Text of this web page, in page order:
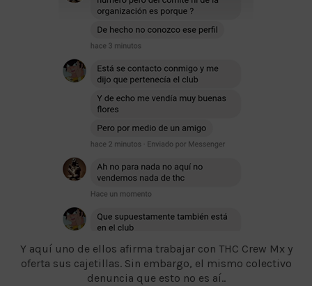
Y aquí uno de ellos afirma trabajar con THC Crew Mx y
oferta sus cajetillas. Sin embargo, el mismo colectivo
denuncia que esto no es aí..